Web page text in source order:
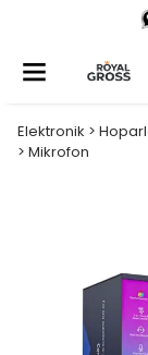
Elektronik >
> Mikrofon